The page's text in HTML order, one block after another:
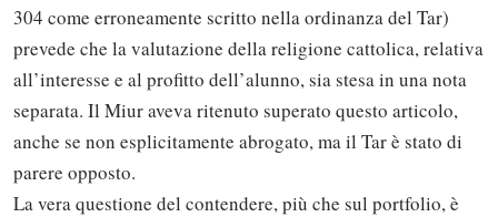
304 come erroneamente scritto nella ordinanza del Tar)
prevede che la valutazione della religione cattolica, relativa
all’interesse e al profitto dell’alunno, sia stesa in una nota
separata. Il Miur aveva ritenuto superato questo articolo,
anche se non esplicitamente abrogato, ma il Tar è stato di
parere opposto.
La vera questione del contendere, più che sul portfolio, è